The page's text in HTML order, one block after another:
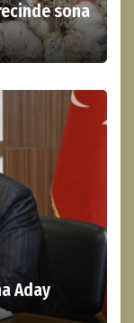
sona
Aday